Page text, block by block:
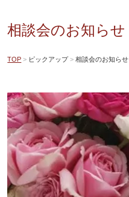
相談会のお知らせ
TOP ピックアップ 相談会のお知らせ